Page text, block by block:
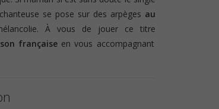
se pose sur des arpèges au
À vous de jouer ce titre
françaiseen vous accompagnant